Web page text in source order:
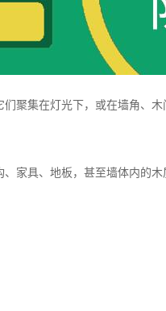
聚集在灯光下，或在墙角、木
家具、地板，甚至墙体内的木